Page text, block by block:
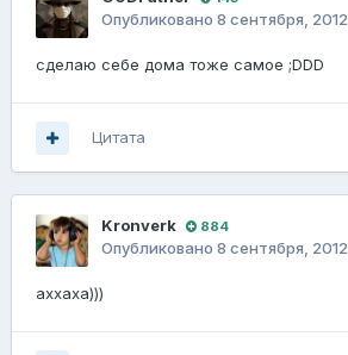
Опубликовано 8 сентября, 2012
сделаю себе дома тоже самое ;DDD
Цитата
Kronverk 884
Опубликовано 8 сентября, 2012
аххаха)))